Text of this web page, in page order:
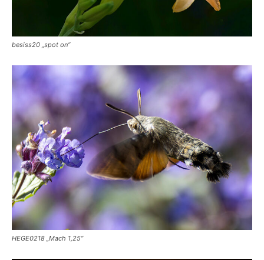
besiss20 „spot on“
HEGE0218 „Mach 1,25“